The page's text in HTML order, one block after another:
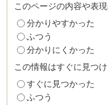
このページの内容や表
分かりやすかった
ふつう
分かりにくかった
この情報はすぐに見つ
すぐに見つかった
ふつう